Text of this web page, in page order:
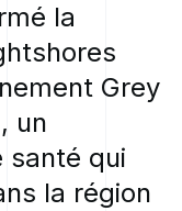
la
Grey
un
santé qui
la région